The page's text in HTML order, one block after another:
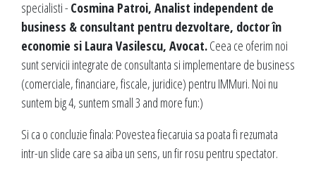
specialisti - Cosmina Patroi, Analist independent de
business & consultant pentru dezvoltare, doctor în
economie si Laura Vasilescu, Avocat.Ceea ce oferim noi
sunt servicii integrate de consultanta si implementare de business
(comerciale, financiare, fiscale, juridice) pentru IMMuri. Noi nu
suntem big 4, suntem small 3 and more fun:)
Si ca o concluzie finala: Povestea fiecaruia sa poata fi rezumata
intr-un slide care sa aiba un sens, un fir rosu pentru spectator.